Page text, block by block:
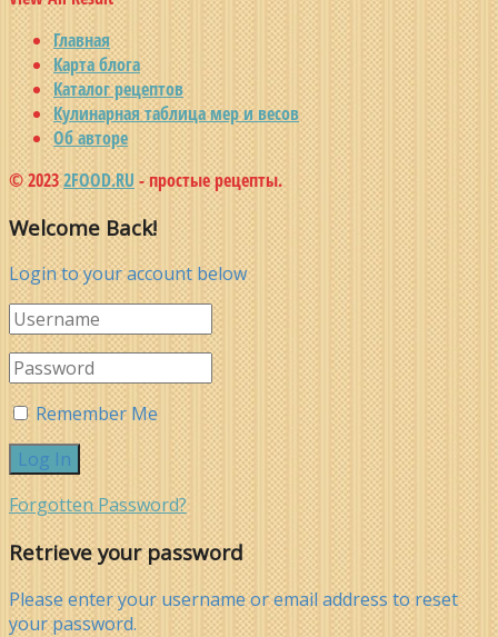
Главная
Карта блога
Каталог рецептов
Кулинарная таблица мер и весов
Об авторе
© 20232FOOD.RU - простые рецепты.
Welcome Back!
Login to your account below
Remember Me
Forgotten Password?
Retrieve your password
Please enter your username or email address to reset
your password.